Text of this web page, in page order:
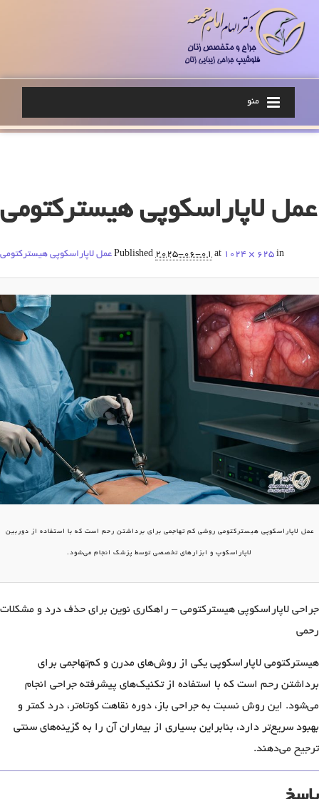
منو
عمل لاپاراسکوپی هیسترکتومی
Published 2025-06-01 at 1024 × 625 in عمل لاپاراسکوپی هیسترکتومی
عمل لاپاراسکوپی هیسترکتومی روشی کم‌ تهاجمی برای برداشتن رحم است که با استفاده از دوربین
لاپاراسکوپ و ابزارهای تخصصی توسط پزشک انجام می‌شود.
جراحی لاپاراسکوپی هیسترکتومی – راهکاری نوین برای حذف درد و مشکلات
رحمی
هیسترکتومی لاپاراسکوپی یکی از روش‌های مدرن و کم‌تهاجمی برای
برداشتن رحم است که با استفاده از تکنیک‌های پیشرفته جراحی انجام
می‌شود. این روش نسبت به جراحی باز، دوره نقاهت کوتاه‌تر، درد کمتر و
بهبود سریع‌تر دارد، بنابراین بسیاری از بیماران آن را به گزینه‌های سنتی
ترجیح می‌دهند.